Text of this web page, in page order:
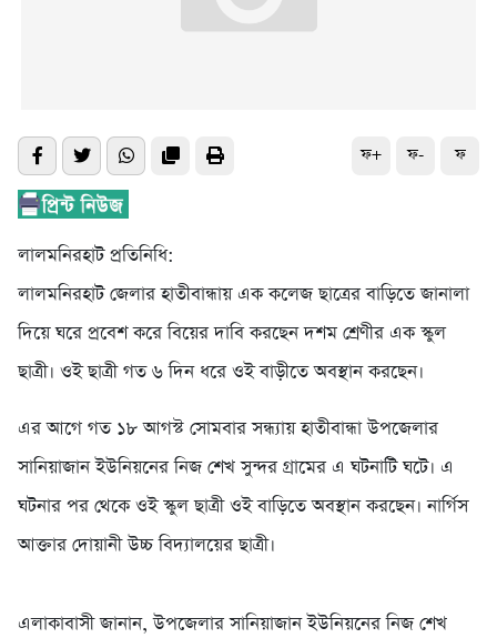
ফ+ ফ- ফ
লালমনিরহাট প্রতিনিধি:
লালমনিরহাট জেলার হাতীবান্ধায় এক কলেজ ছাত্রের বাড়িতে জানালা
দিয়ে ঘরে প্রবেশ করে বিয়ের দাবি করছেন দশম শ্রেণীর এক স্কুল
ছাত্রী। ওই ছাত্রী গত ৬ দিন ধরে ওই বাড়ীতে অবস্থান করছেন।
এর আগে গত ১৮ আগস্ট সোমবার সন্ধ্যায় হাতীবান্ধা উপজেলার
সানিয়াজান ইউনিয়নের নিজ শেখ সুন্দর গ্রামের এ ঘটনাটি ঘটে। এ
ঘটনার পর থেকে ওই স্কুল ছাত্রী ওই বাড়িতে অবস্থান করছেন। নার্গিস
আক্তার দোয়ানী উচ্চ বিদ্যালয়ের ছাত্রী।
এলাকাবাসী জানান, উপজেলার সানিয়াজান ইউনিয়নের নিজ শেখ